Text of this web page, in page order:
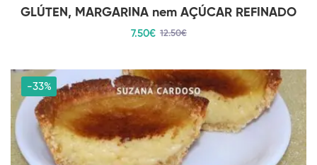
GLÚTEN, MARGARINA nem AÇÚCAR REFINADO
7.50€ 12.50€
-33%